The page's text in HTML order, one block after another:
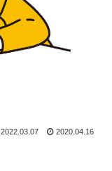
2022.03.07 2020.04.16